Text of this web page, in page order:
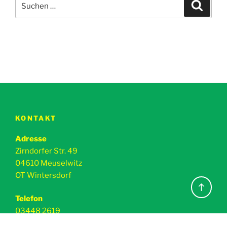
nach:
Back
to
KONTAKT
Adresse
Zirndorfer Str. 49
04610 Meuselwitz
OT Wintersdorf
Telefon
03448 2619